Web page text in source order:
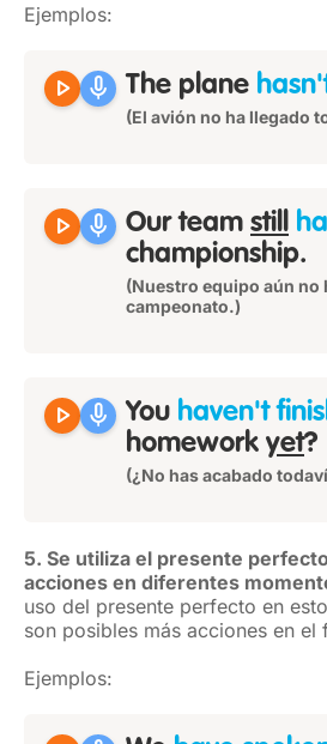
Ejemplos:
play_arrow mic The plane
(El avión no ha llegado
play_arrow mic Our team still
championship.
(Nuestro equipo aún no
campeonato.)
play_arrow mic You haven't
homework yet?
(¿No has acabado
5. Se utiliza el presente
acciones en diferentes
uso del presente perfecto en
son posibles más acciones en el
Ejemplos: